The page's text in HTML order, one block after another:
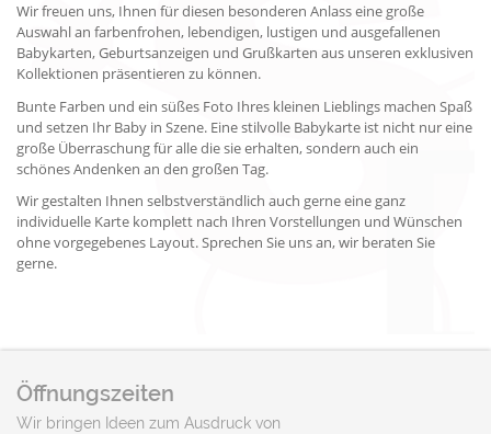
Wir freuen uns, Ihnen für diesen besonderen Anlass eine große
Auswahl an farbenfrohen, lebendigen, lustigen und ausgefallenen
Babykarten, Geburtsanzeigen und Grußkarten aus unseren exklusiven
Kollektionen präsentieren zu können.
Bunte Farben und ein süßes Foto Ihres kleinen Lieblings machen Spaß
und setzen Ihr Baby in Szene. Eine stilvolle Babykarte ist nicht nur eine
große Überraschung für alle die sie erhalten, sondern auch ein
schönes Andenken an den großen Tag.
Wir gestalten Ihnen selbstverständlich auch gerne eine ganz
individuelle Karte komplett nach Ihren Vorstellungen und Wünschen
ohne vorgegebenes Layout. Sprechen Sie uns an, wir beraten Sie
gerne.
Öffnungszeiten
Wir bringen Ideen zum Ausdruck von